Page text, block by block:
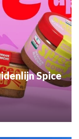
Spice